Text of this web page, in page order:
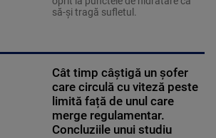
să-și tragă sufletul.
Cât timp câștigă un șofer
care circulă cu viteză peste
limită față de unul care
merge regulamentar.
Concluziile unui studiu